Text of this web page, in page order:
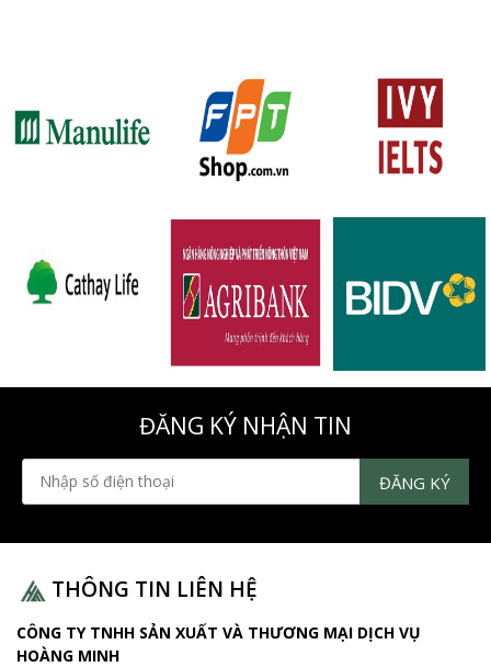
ĐĂNG KÝ NHẬN TIN
THÔNG TIN LIÊN HỆ
CÔNG TY TNHH SẢN XUẤT VÀ THƯƠNG MẠI DỊCH VỤ
HOÀNG MINH